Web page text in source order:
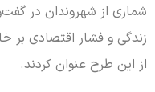
شماری از شهروندان در
زندگی و فشار اقتصادی بر
از این طرح عنوان کردند.